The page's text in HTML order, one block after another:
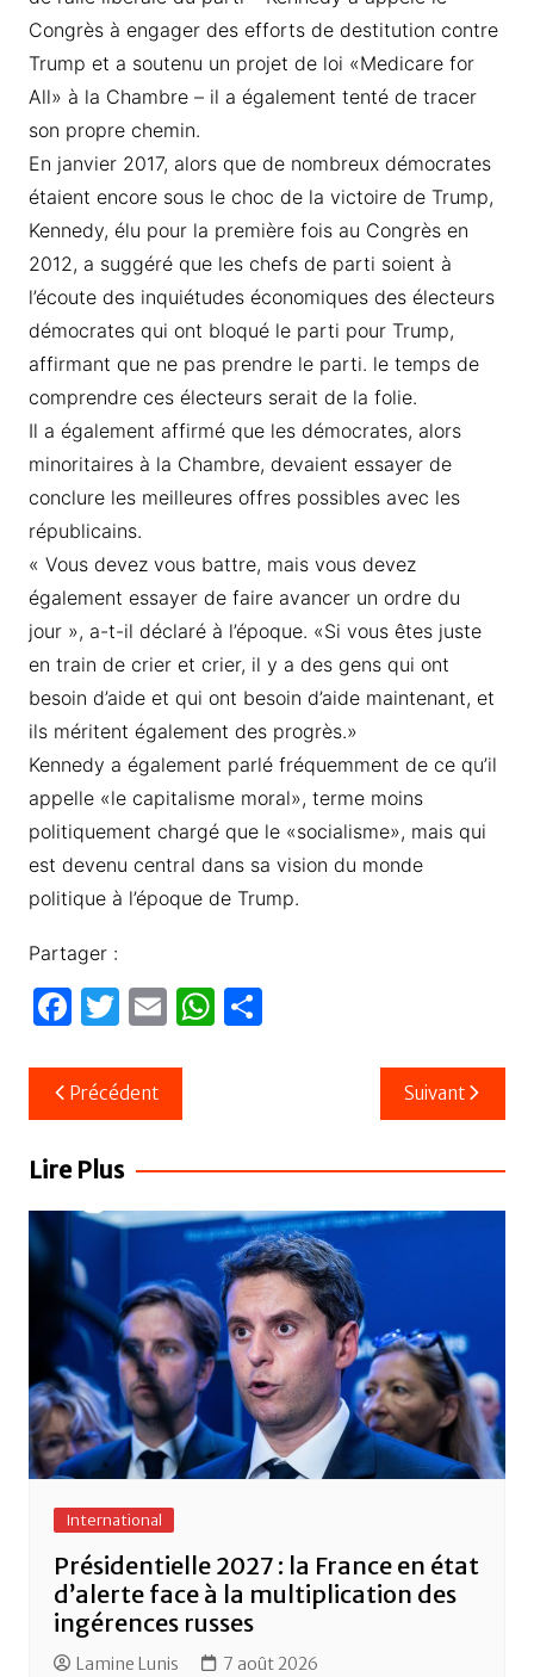
Congrès à engager des efforts de destitution contre
Trump et a soutenu un projet de loi «Medicare for
All» à la Chambre – il a également tenté de tracer
son propre chemin.
En janvier 2017, alors que de nombreux démocrates
étaient encore sous le choc de la victoire de Trump,
Kennedy, élu pour la première fois au Congrès en
2012, a suggéré que les chefs de parti soient à
l’écoute des inquiétudes économiques des électeurs
démocrates qui ont bloqué le parti pour Trump,
affirmant que ne pas prendre le parti. le temps de
comprendre ces électeurs serait de la folie.
Il a également affirmé que les démocrates, alors
minoritaires à la Chambre, devaient essayer de
conclure les meilleures offres possibles avec les
républicains.
« Vous devez vous battre, mais vous devez
également essayer de faire avancer un ordre du
jour », a-t-il déclaré à l’époque. «Si vous êtes juste
en train de crier et crier, il y a des gens qui ont
besoin d’aide et qui ont besoin d’aide maintenant, et
ils méritent également des progrès.»
Kennedy a également parlé fréquemment de ce qu’il
appelle «le capitalisme moral», terme moins
politiquement chargé que le «socialisme», mais qui
est devenu central dans sa vision du monde
politique à l’époque de Trump.
Partager :
F
c
e
b
o
k
T
itt
er
E
ail
W
A
p
P
er
Navigation
de
l’article
Précédent Suivant
Lire Plus
International
Présidentielle 2027 : la France en état
d’alerte face à la multiplication des
ingérences russes
Lamine Lunis 7 août 2026